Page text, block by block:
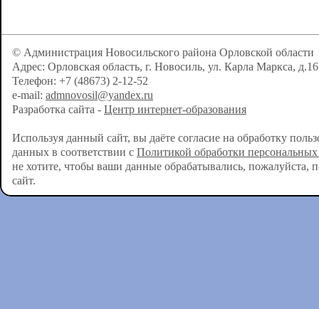
© Администрация Новосильского района Орловской области
Адрес: Орловская область, г. Новосиль, ул. Карла Маркса, д.16
Телефон: +7 (48673) 2-12-52
e-mail: admnovosil@yandex.ru
Разработка сайта - Центр интернет-образования
Используя данный сайт, вы даёте согласие на обработку
данных в соответствии с Политикой обработки
не хотите, чтобы ваши данные обрабатывались, пожалуйста,
сайт.